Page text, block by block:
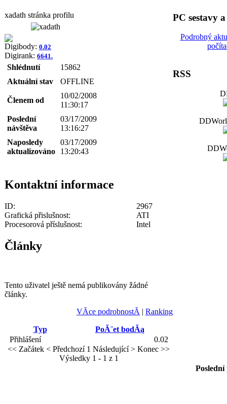
xadath stránka profilu
Digibody: 0.02
Digirank: 6641.
Shlédnutí
15862
Aktuální stav
OFFLINE
Členem od
10/02/2008
11:30:17
Poslední
návštěva
03/17/2009
13:16:27
Naposledy
aktualizováno
03/17/2009
13:20:43
Kontaktní informace
ID:
2967
Grafická přislušnost:
ATI
Procesorová příslušnost:
Intel
Články
Tento uživatel ještě nemá publikovány žádné
články.
VĂ­ce podrobnostĂ­ | Ranking
Typ
PoĂ¨et bodĂą
Přihlášení
0.02
<< Začátek < Předchozí 1 Následující > Konec >>
Výsledky 1 - 1 z 1
PC sestavy
Podrobný
RSS